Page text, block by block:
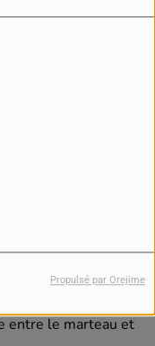
Propulsé par Orejime
Télécharger le podcast
entre le marteau et